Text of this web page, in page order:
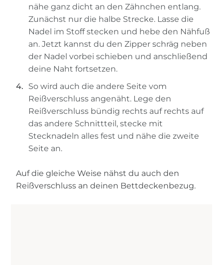
nähe ganz dicht an den Zähnchen entlang.
Zunächst nur die halbe Strecke. Lasse die
Nadel im Stoff stecken und hebe den Nähfuß
an. Jetzt kannst du den Zipper schräg neben
der Nadel vorbei schieben und anschließend
deine Naht fortsetzen.
So wird auch die andere Seite vom
Reißverschluss angenäht. Lege den
Reißverschluss bündig rechts auf rechts auf
das andere Schnittteil, stecke mit
Stecknadeln alles fest und nähe die zweite
Seite an.
Auf die gleiche Weise nähst du auch den
Reißverschluss an deinen Bettdeckenbezug.